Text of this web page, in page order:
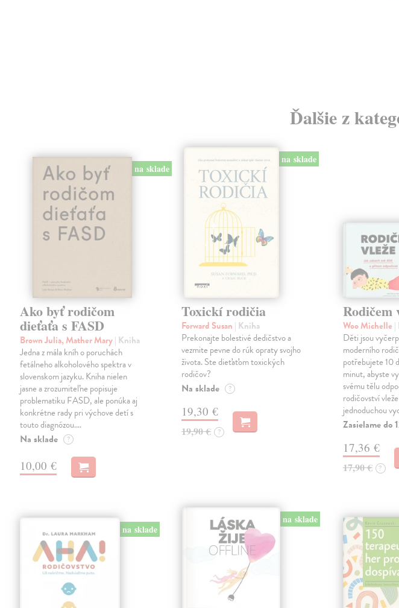
Ďalšie z
na sklade
Ako byť rodičom
dieťaťa s FASD
Brown Julia, Mather Mary| Kniha
Jedna z mála kníh o poruchách
fetálneho alkoholového spektra v
slovenskom jazyku. Kniha nielen
jasne a zrozumiteľne popisuje
problematiku FASD, ale ponúka aj
konkrétne rady pri výchove detí s
touto diagnózou.…
Na sklade ?
10,00 €
na sklade
Toxickí rodičia
Forward Susan | Kniha
Prekonajte bolestivé dedičstvo a
vezmite pevne do rúk opraty svojho
života. Ste dieťaťom toxických
rodičov?
Na sklade ?
19,30 €
19,90 € ?
Rodičem
Woo Michelle |
Děti jsou
moderního
potřebujete 10
minut, abyste
svému tělu
rodičovství
jednoduchou
Zasielame do
17,36 €
17,90 € ?
na sklade
na sklade